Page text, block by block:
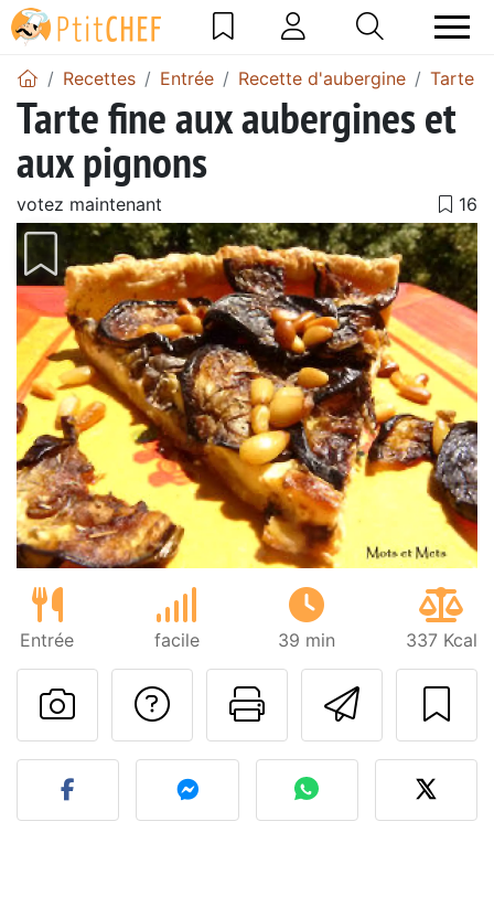
Recettes Entrée Recette d'aubergine Tarte
Tarte fine aux aubergines et
aux pignons
votez maintenant
Entrée facile 39 min 337 Kcal
Imprimer
Poser une
Publier votre photo de